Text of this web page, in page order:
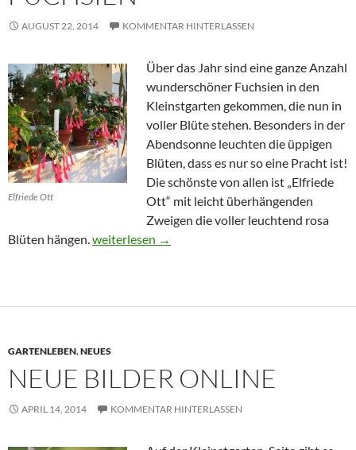
AUGUST 22, 2014 KOMMENTAR HINTERLASSEN
Elfriede Ott
Über das Jahr sind eine ganze Anzahl
wunderschöner Fuchsien in den
Kleinstgarten gekommen, die nun in
voller Blüte stehen. Besonders in der
Abendsonne leuchten die üppigen
Blüten, dass es nur so eine Pracht ist!
Die schönste von allen ist „Elfriede
Ott“ mit leicht überhängenden
Zweigen die voller leuchtend rosa
Blüten hängen.Fuchsien
weiterlesen →
GARTENLEBEN,NEUES
NEUE BILDER ONLINE
APRIL 14, 2014 KOMMENTAR HINTERLASSEN